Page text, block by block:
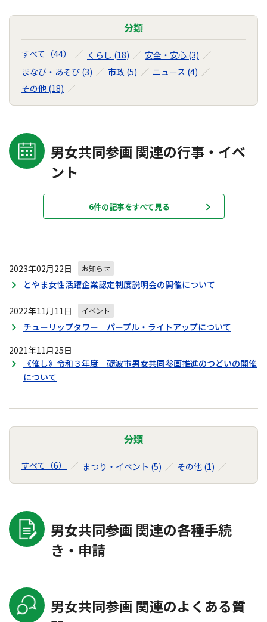
分類
すべて（44） くらし (18)
安全・安心 (3)
まなび・あそび (3)
市政 (5)
ニュース (4)
その他 (18)
男女共同参画 関連の行事・イベ
ント
6件の記事をすべて見る
2023年02月22日 お知らせ
とやま女性活躍企業認定制度説明会の開催について
2022年11月11日 イベント
チューリップタワー パープル・ライトアップについて
2021年11月25日
《催し》令和３年度 砺波市男女共同参画推進のつどいの開催
について
分類
すべて（6） まつり・イベント (5) その他 (1)
男女共同参画 関連の各種手続
き・申請
男女共同参画 関連のよくある質